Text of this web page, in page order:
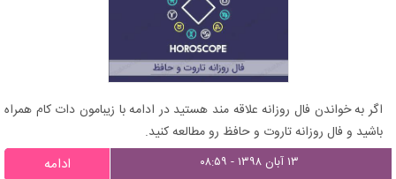
اگر به خواندن فال روزانه علاقه مند هستید در ادامه با زیبامون دات کام همراه
باشید و فال روزانه تاروت و حافظ رو مطالعه کنید.
۱۳ آبان ۱۳۹۸ - ۰۸:۵۹ ادامه